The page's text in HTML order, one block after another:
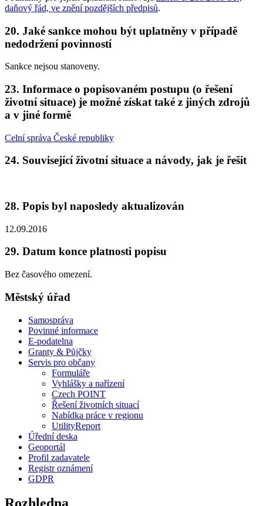
daňový řád, ve znění pozdějších předpisů.
20. Jaké sankce mohou být uplatněny v případě
nedodržení povinností
Sankce nejsou stanoveny.
23. Informace o popisovaném postupu (o řešení
životní situace) je možné získat také z jiných zdrojů
a v jiné formě
Celní správa České republiky
24. Související životní situace a návody, jak je řešit
28. Popis byl naposledy aktualizován
12.09.2016
29. Datum konce platnosti popisu
Bez časového omezení.
Městský úřad
Samospráva
Povinné informace
E-podatelna
Granty & Půjčky
Servis pro občany
Formuláře
Vyhlášky a nařízení
Czech POINT
Řešení životních situací
Nabídka práce v regionu
UtilityReport
Úřední deska
Geoportál
Profil zadavatele
Registr oznámení
GDPR